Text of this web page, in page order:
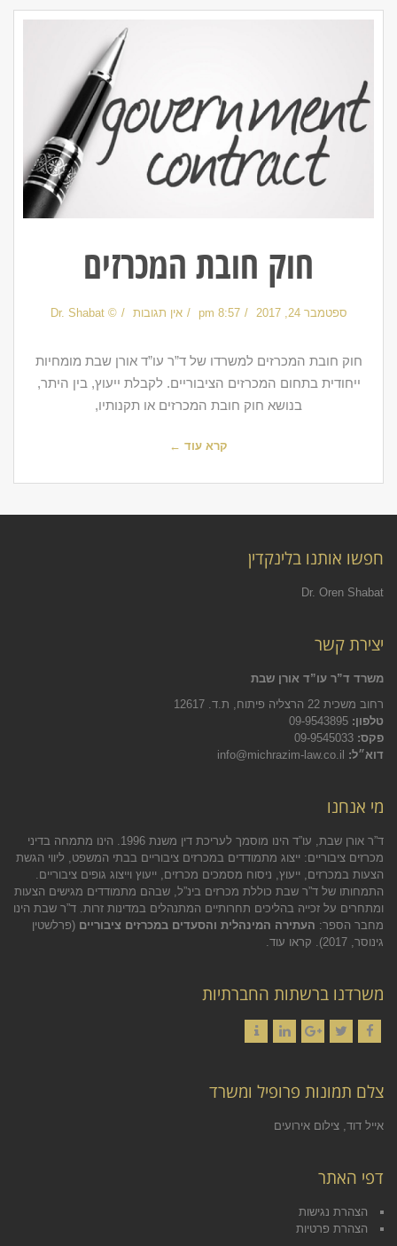
חוק חובת המכרזים
ספטמבר 24, 2017 8:57 pm אין תגובות © Dr. Shabat
חוק חובת המכרזים למשרדו של ד”ר עו”ד אורן שבת מומחיות
ייחודית בתחום המכרזים הציבוריים. לקבלת ייעוץ, בין היתר,
בנושא חוק חובת המכרזים או תקנותיו,
קרא עוד ←
חפשו אותנו בלינקדין
Dr. Oren Shabat
יצירת קשר
משרד ד”ר עו”ד אורן שבת
רחוב משכית 22 הרצליה פיתוח, ת.ד. 12617
טלפון:
פקס:
דוא״ל:
מי אנחנו
ד”ר אורן שבת, עו”ד הינו מוסמך לעריכת דין משנת 1996. הינו מתמחה בדיני
מכרזים ציבוריים: ייצוג מתמודדים במכרזים ציבוריים בבתי המשפט, ליווי הגשת
הצעות במכרזים, ייעוץ, ניסוח מסמכים מכרזים, ייעוץ וייצוג גופים ציבוריים.
התמחותו של ד”ר שבת כוללת מכרזים בינ”ל, שבהם מתמודדים מגישים הצעות
ומתחרים על זכייה בהליכים תחרותיים המתנהלים במדינות זרות. ד”ר שבת הינו
מחבר הספר: העתירה המינהלית והסעדים במכרזים ציבוריים (פרלשטין
גינוסר, 2017).
קראו עוד.
משרדנו ברשתות החברתיות
צלם תמונות פרופיל ומשרד
אייל דוד, צילום אירועים
דפי האתר
הצהרת נגישות
הצהרת פרטיות